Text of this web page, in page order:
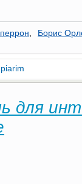
Борис
piarim
для